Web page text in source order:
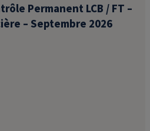
Permanent LCB / FT –
– Septembre 2026